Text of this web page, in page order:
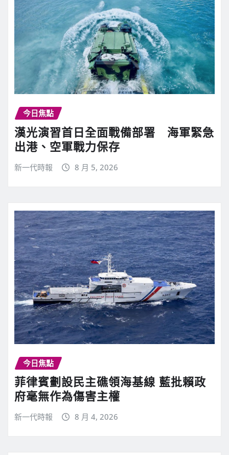
今日焦點
漢光演習首日全面戰備部署 海軍緊急
出港、空軍戰力保存
新一代時報 8 月 5, 2026
今日焦點
菲律賓劃設民主礁領海基線 藍批賴政
府毫無作為傷害主權
新一代時報 8 月 4, 2026